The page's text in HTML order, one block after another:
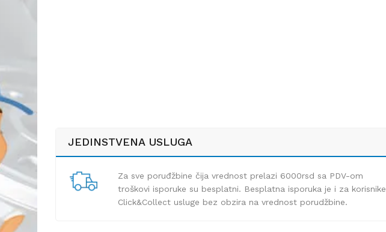
JEDINSTVENA USLUGA
Za sve poruđžbine čija vrednost prelazi 6000rsd sa PDV-om
troškovi isporuke su besplatni. Besplatna isporuka je i za korisnike
Click&Collect usluge bez obzira na vrednost porudžbine.